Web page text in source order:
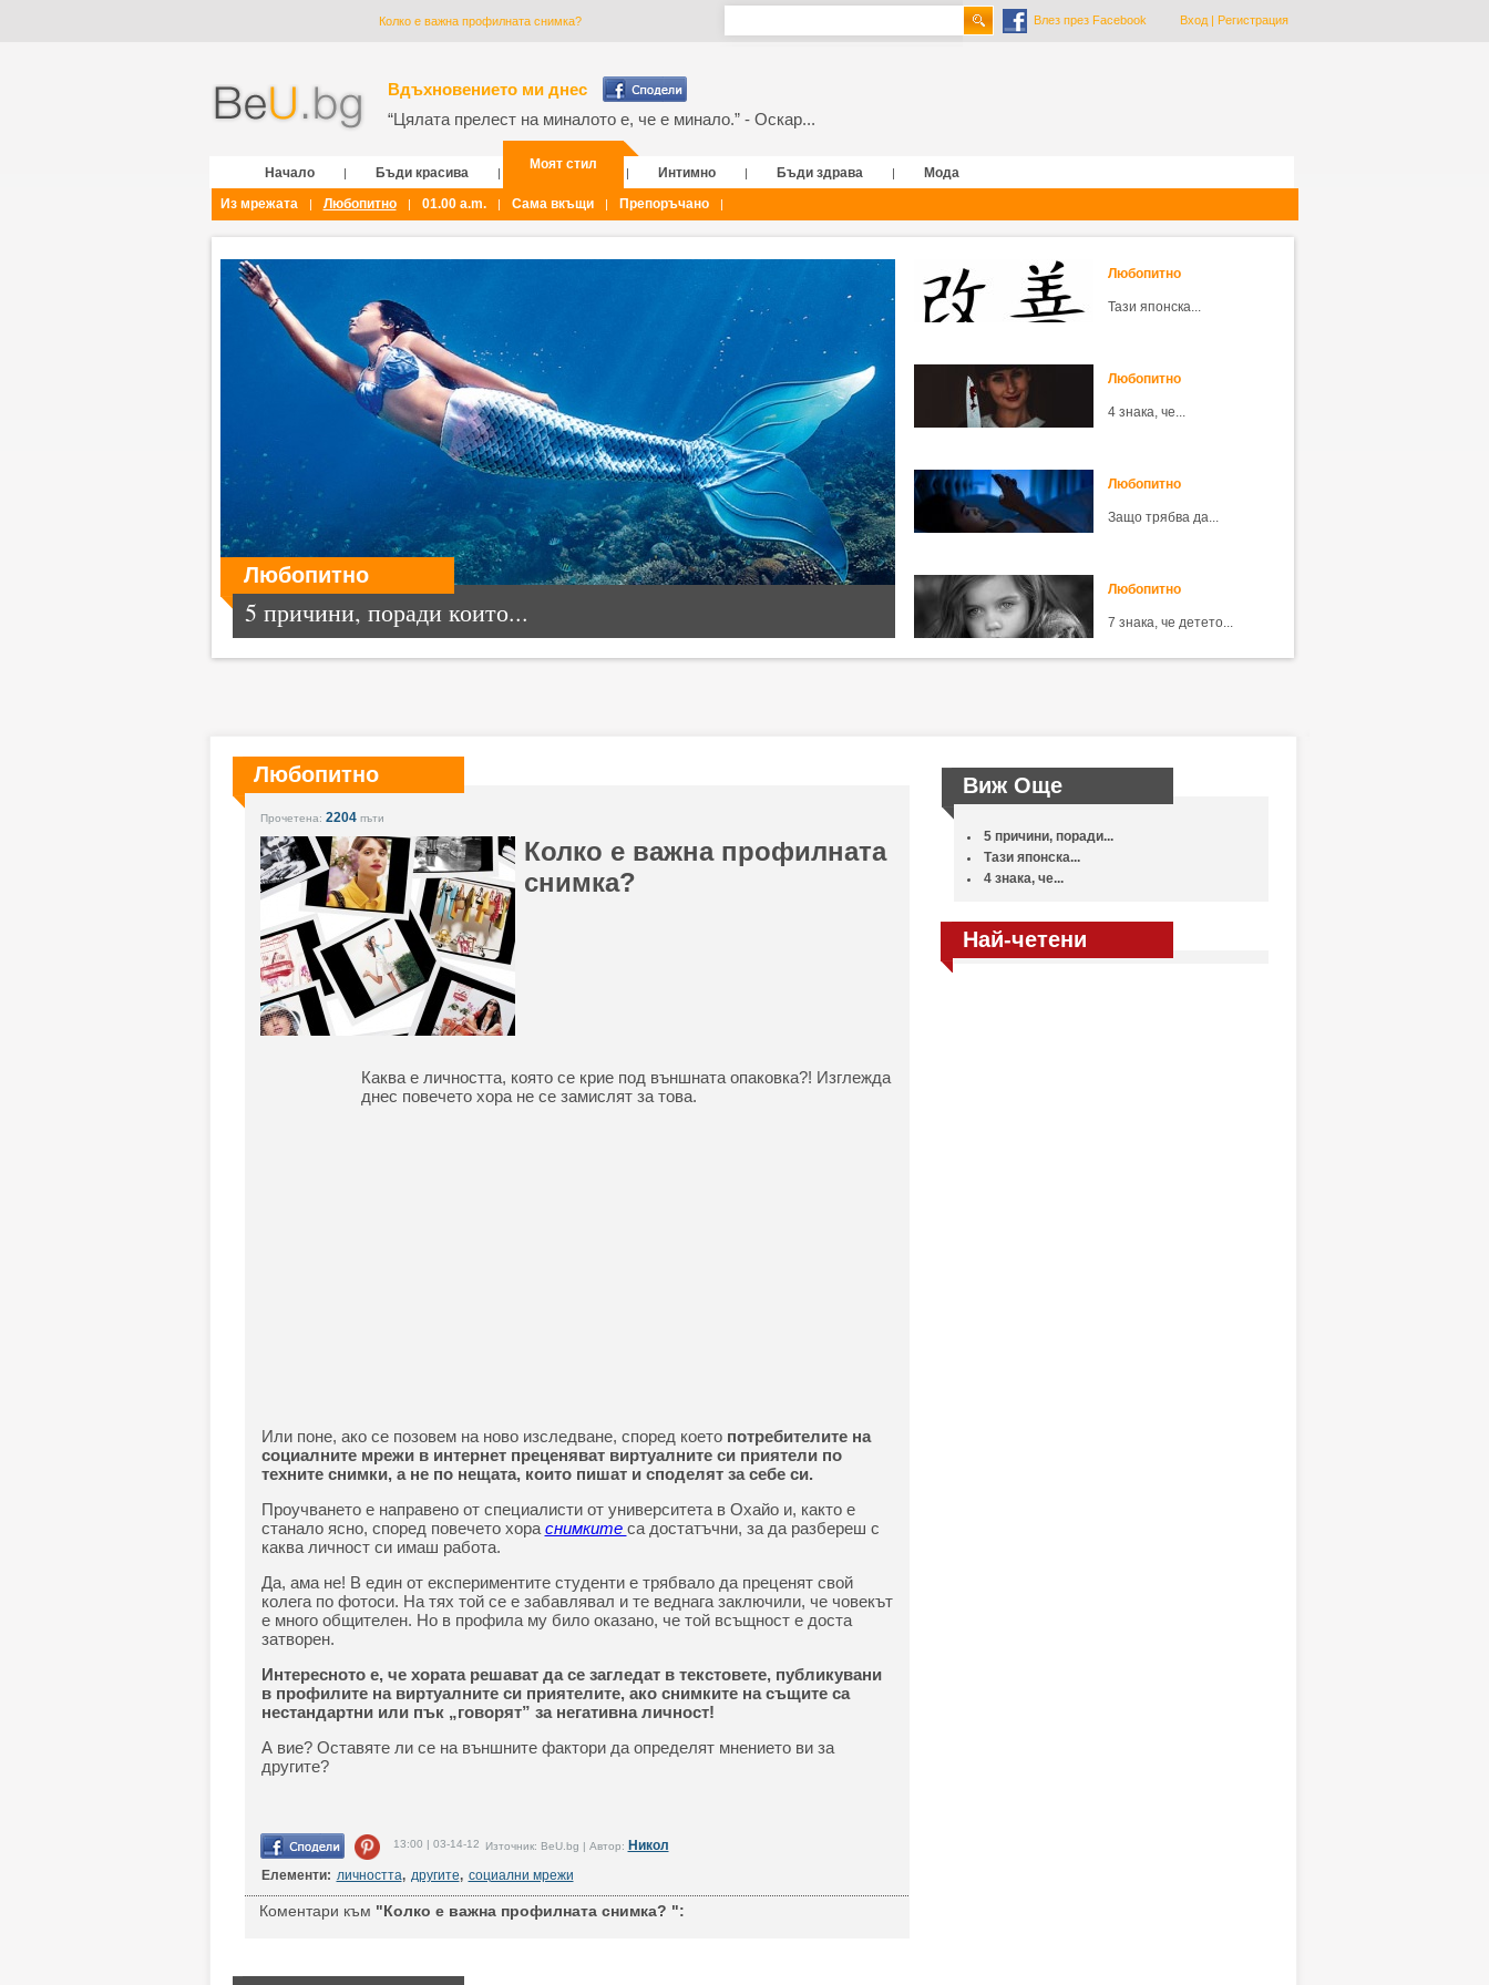
Колко е важна профилната снимка? Влез през Facebook Вход| Регистрация
Вдъхновението ми днес
“Цялата прелест на миналото е, че е минало.” - Оскар...
Начало | Бъди красива |
Моят стил
| Интимно | Бъди здрава |
Мода
Из мрежата
| Любопитно | 01.00 a.m. | Сама вкъщи | Препоръчано |
Любопитно
5 причини, поради които...
Любопитно
Тази японска...
Любопитно
4 знака, че...
Любопитно
Защо трябва да...
Любопитно
7 знака, че детето...
Любопитно
Прочетена: 2204пъти
Колко е важна профилната
снимка?
Каква е личността, която се крие под външната опаковка?! Изглежда
днес повечето хора не се замислят за това.
Или поне, ако се позовем на ново изследване, според което потребителите на
социалните мрежи в интернет преценяват виртуалните си приятели по
техните снимки, а не по нещата, които пишат и споделят за себе си.
Проучването е направено от специалисти от университета в Охайо и, както е
станало ясно, според повечето хора снимките са достатъчни, за да разбереш с
каква личност си имаш работа.
Да, ама не! В един от експериментите студенти е трябвало да преценят свой
колега по фотоси. На тях той се е забавлявал и те веднага заключили, че човекът
е много общителен. Но в профила му било оказано, че той всъщност е доста
затворен.
Интересното е, че хората решават да се загледат в текстовете, публикувани
в профилите на виртуалните си приятелите, ако снимките на същите са
нестандартни или пък „говорят” за негативна личност!
А вие? Оставяте ли се на външните фактори да определят мнението ви за
другите?
13:00 | 03-14-12 Източник: BeU.bg | Автор: Никол
Елементи: личността, другите, социални мрежи
Коментари към "Колко е важна профилната снимка? ":
Виж Още
5 причини, поради...
Тази японска...
4 знака, че...
Най-четени